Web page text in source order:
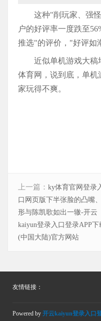
这种"削玩家、强
户的好评率一度跌至
推选"的评价，"好评如
近似单机游戏大稿
体育网，说到底，单机
家玩得不爽。
上一篇： ky体育官网登录
口网页版下半张脸的凸嘴
形与陈凯歌如出一辙-开云
kaiyun登录入口登录APP下
(中国大陆)官方网站
友情链接：
Powered by 开云kaiyun登录入口